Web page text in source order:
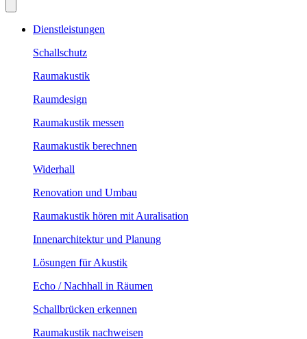
Dienstleistungen
Schallschutz
Raumakustik
Raumdesign
Raumakustik messen
Raumakustik berechnen
Widerhall
Renovation und Umbau
Raumakustik hören mit Auralisation
Innenarchitektur und Planung
Lösungen für Akustik
Echo / Nachhall in Räumen
Schallbrücken erkennen
Raumakustik nachweisen